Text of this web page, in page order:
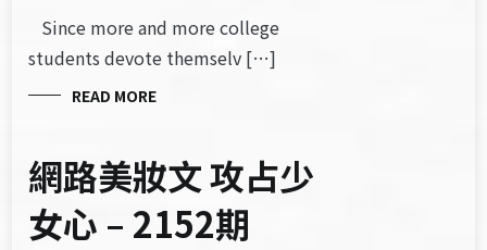
Since more and more college
students devote themselv […]
READ MORE
網路美妝文 攻占少
女心 – 2152期